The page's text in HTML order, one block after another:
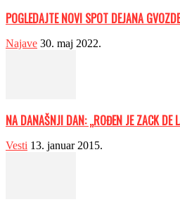
POGLEDAJTE NOVI SPOT DEJANA
Najave 30. maj 2022.
NA DANAŠNJI DAN: „ROĐEN JE ZACK DE
Vesti 13. januar 2015.